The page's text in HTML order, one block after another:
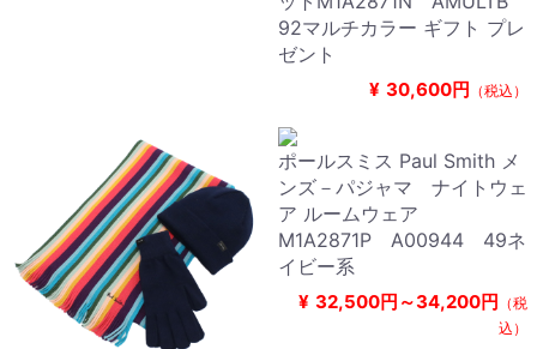
92マルチカラー ギフト プレ
ゼント
¥ 30,600円 （税込）
ポールスミス Paul Smith メ
ンズ－パジャマ ナイトウェ
ア ルームウェア
M1A2871P A00944 49ネ
イビー系
¥ 32,500円～34,200円 （税
込）